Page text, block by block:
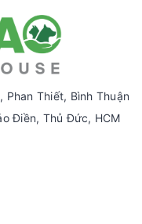
Phan Thiết, Bình Thuận
Điền, Thủ Đức, HCM